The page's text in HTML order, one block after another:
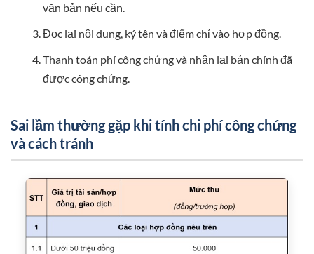
văn bản nếu cần.
Đọc lại nội dung, ký tên và điểm chỉ vào hợp đồng.
Thanh toán phí công chứng và nhận lại bản chính đã
được công chứng.
Sai lầm thường gặp khi tính chi phí công chứng
và cách tránh